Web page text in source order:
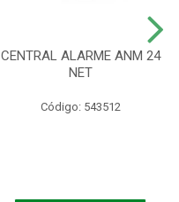
CENTRAL ALARME ANM 24
NET
Código: 543512